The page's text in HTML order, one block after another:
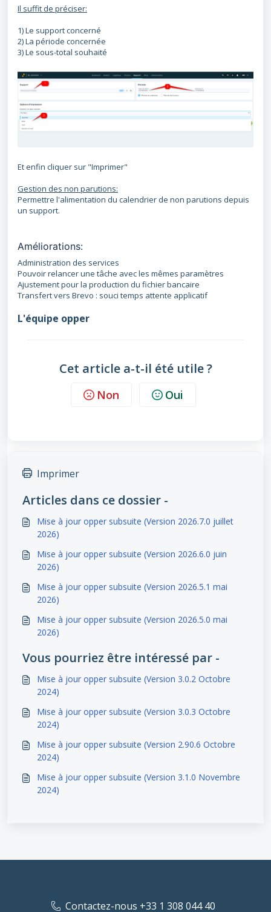
Il suffit de préciser:
1) Le support concerné
2) La période concernée
3) Le sous-total souhaité
Et enfin cliquer sur "Imprimer"
Gestion des non parutions:
Permettre l'alimentation du calendrier de non parutions depuis
un support.
Améliorations:
Administration des services
Pouvoir relancer une tâche avec les mêmes paramètres
Ajustement pour la production du fichier bancaire
Transfert vers Brevo : souci temps attente applicatif
L'équipe opper
Cet article a-t-il été utile ?
Non Oui
Imprimer
Articles dans ce dossier -
Mise à jour opper subsuite (Version 2026.7.0 juillet
2026)
Mise à jour opper subsuite (Version 2026.6.0 juin
2026)
Mise à jour opper subsuite (Version 2026.5.1 mai
2026)
Mise à jour opper subsuite (Version 2026.5.0 mai
2026)
Vous pourriez être intéressé par -
Mise à jour opper subsuite (Version 3.0.2 Octobre
2024)
Mise à jour opper subsuite (Version 3.0.3 Octobre
2024)
Mise à jour opper subsuite (Version 2.90.6 Octobre
2024)
Mise à jour opper subsuite (Version 3.1.0 Novembre
2024)
Contactez-nous +33 1 308 044 40